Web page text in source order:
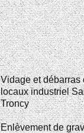
Vidage et débarras
locaux industriel
Troncy
Enlèvement de